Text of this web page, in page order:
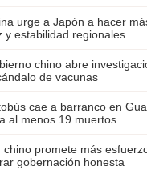
urge a Japón a hacer
y estabilidad regionales
chino abre
de vacunas
cae a barranco en
al menos 19 muertos
chino promete más
gobernación honesta